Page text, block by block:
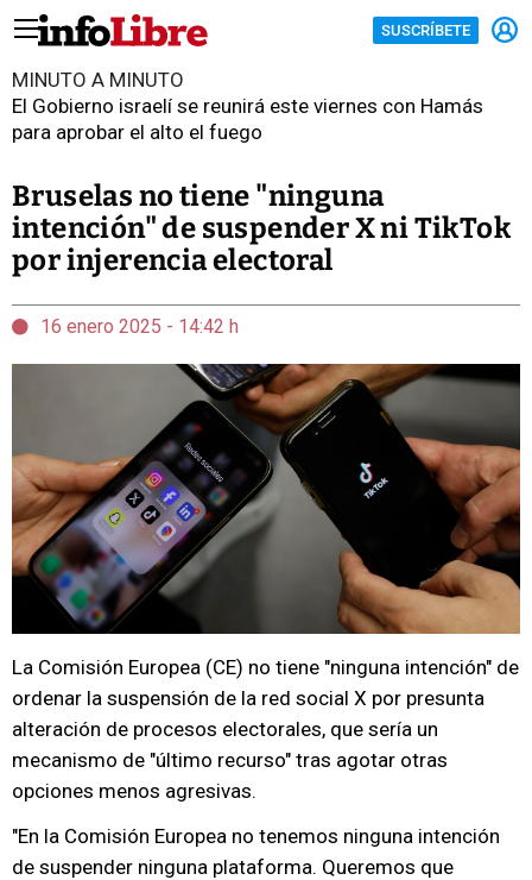
SUSCRÍBETE
MINUTO A MINUTO
El Gobierno israelí se reunirá este viernes con Hamás
para aprobar el alto el fuego
Bruselas no tiene "ninguna
intención" de suspender X ni TikTok
por injerencia electoral
16 enero 2025 - 14:42 h
La Comisión Europea (CE) no tiene "ninguna intención" de
ordenar la suspensión de la red social X por presunta
alteración de procesos electorales, que sería un
mecanismo de "último recurso" tras agotar otras
opciones menos agresivas.
"En la Comisión Europea no tenemos ninguna intención
de suspender ninguna plataforma. Queremos que